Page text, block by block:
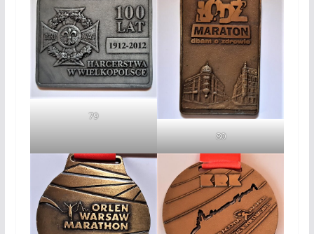
79
80